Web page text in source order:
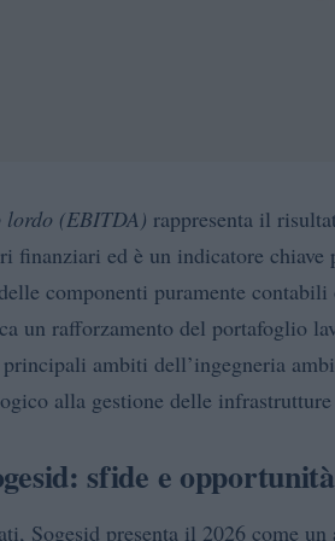
lordo (EBITDA) rappresenta il
finanziari ed è un indicatore
componenti puramente
un rafforzamento del portafoglio
ambiti dell’ingegneria
alla gestione delle
sfide e opportunità
Sogesid presenta il 2026 come